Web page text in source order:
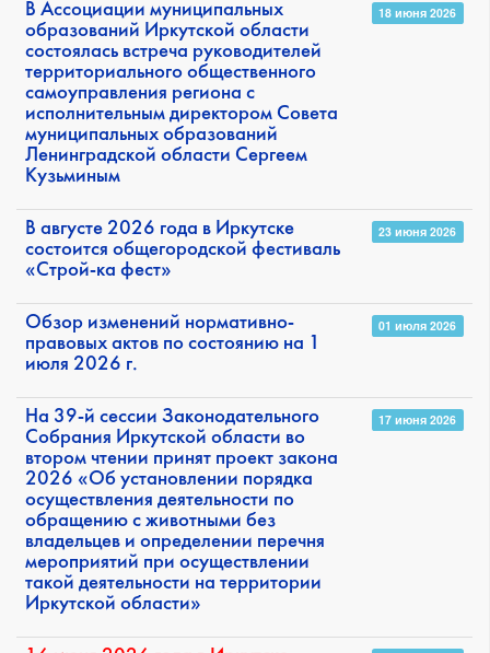
В Ассоциации муниципальных
образований Иркутской области
состоялась встреча руководителей
территориального общественного
самоуправления региона с
исполнительным директором Совета
муниципальных образований
Ленинградской области Сергеем
Кузьминым
18 июня 2026
В августе 2026 года в Иркутске
состоится общегородской фестиваль
«Строй-ка фест»
23 июня 2026
Обзор изменений нормативно-
правовых актов по состоянию на 1
июля 2026 г.
01 июля 2026
На 39-й сессии Законодательного
Собрания Иркутской области во
втором чтении принят проект закона
2026 «Об установлении порядка
осуществления деятельности по
обращению с животными без
владельцев и определении перечня
мероприятий при осуществлении
такой деятельности на территории
Иркутской области»
17 июня 2026